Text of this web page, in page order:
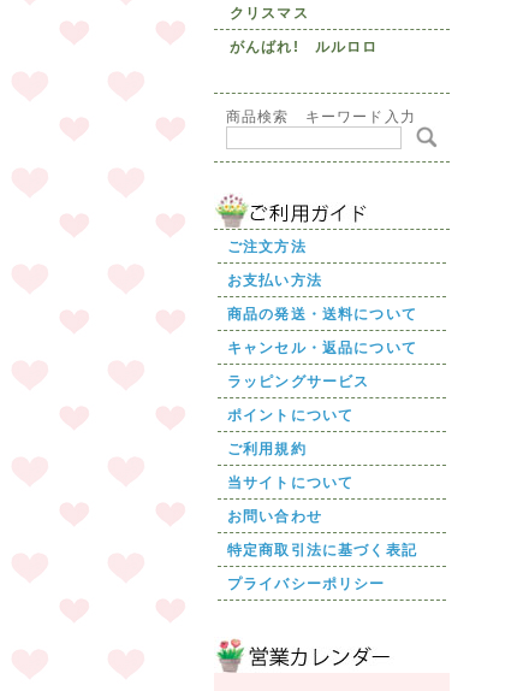
クリスマス
がんばれ! ルルロロ
商品検索 キーワード入力
ご注文方法
お支払い方法
商品の発送・送料について
キャンセル・返品について
ラッピングサービス
ポイントについて
ご利用規約
当サイトについて
お問い合わせ
特定商取引法に基づく表記
プライバシーポリシー